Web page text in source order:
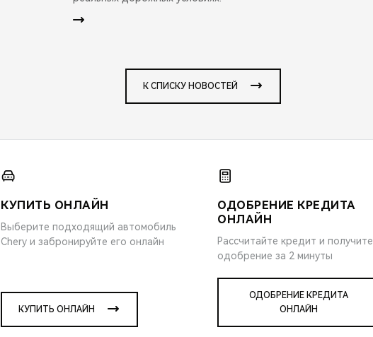
К СПИСКУ НОВОСТЕЙ
КУПИТЬ ОНЛАЙН
Выберите подходящий автомобиль
Chery и забронируйте его онлайн
КУПИТЬ ОНЛАЙН
ОДОБРЕНИЕ КРЕДИТА
ОНЛАЙН
Рассчитайте кредит и получите
одобрение за 2 минуты
ОДОБРЕНИЕ КРЕДИТА
ОНЛАЙН